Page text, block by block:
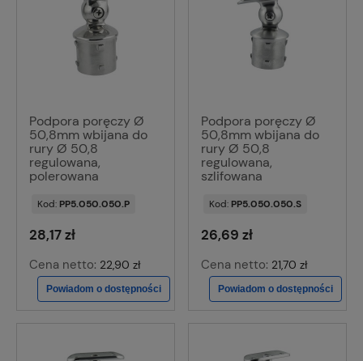
Podpora poręczy Ø
50,8mm wbijana do
rury Ø 50,8
regulowana,
polerowana
Kod: PP5.050.050.P
28,17 zł
Cena netto: 22,90 zł
Powiadom o dostępności
Podpora poręczy Ø
50,8mm wbijana do
rury Ø 50,8
regulowana,
szlifowana
Kod: PP5.050.050.S
26,69 zł
Cena netto: 21,70 zł
Powiadom o dostępności